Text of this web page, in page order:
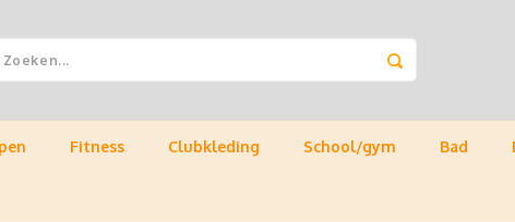
Fitness Clubkleding School/gym Bad